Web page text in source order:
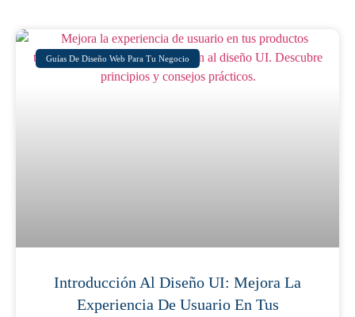
Guías De Diseño Web Para Tu Negocio
Introducción Al Diseño UI: Mejora La
Experiencia De Usuario En Tus